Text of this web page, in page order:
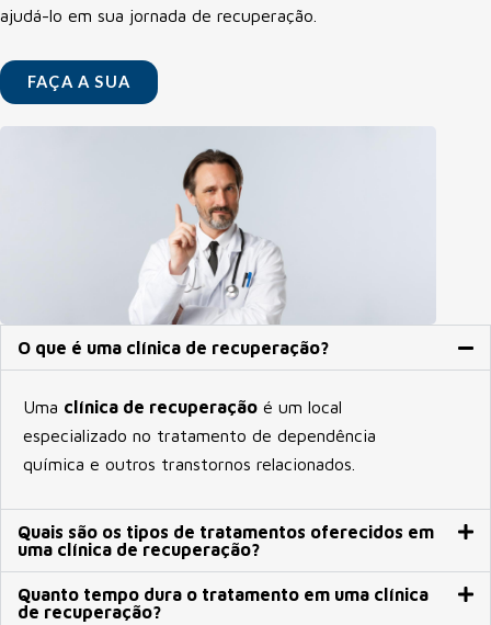
ajudá-lo em sua jornada de recuperação.
FAÇA A SUA
O que é uma clínica de recuperação?
Uma clínica de recuperação é um local
especializado no tratamento de dependência
química e outros transtornos relacionados.
Quais são os tipos de tratamentos oferecidos em
uma clínica de recuperação?
Quanto tempo dura o tratamento em uma clínica
de recuperação?